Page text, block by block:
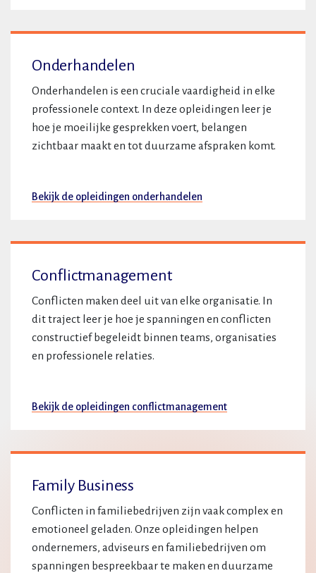
Onderhandelen
Onderhandelen is een cruciale vaardigheid in elke
professionele context. In deze opleidingen leer je
hoe je moeilijke gesprekken voert, belangen
zichtbaar maakt en tot duurzame afspraken komt.
Bekijk de opleidingen onderhandelen
Conflictmanagement
Conflicten maken deel uit van elke organisatie. In
dit traject leer je hoe je spanningen en conflicten
constructief begeleidt binnen teams, organisaties
en professionele relaties.
Bekijk de opleidingen conflictmanagement
Family Business
Conflicten in familiebedrijven zijn vaak complex en
emotioneel geladen. Onze opleidingen helpen
ondernemers, adviseurs en familiebedrijven om
spanningen bespreekbaar te maken en duurzame